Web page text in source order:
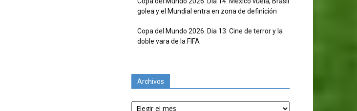
golea y el Mundial entra en zona de definición
Copa del Mundo 2026. Dia 13: Cine de terror y la
doble vara de la FIFA
Archivos
Archivos